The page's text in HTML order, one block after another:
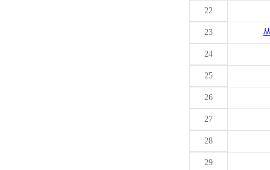
22
23
24
25
26
27
28
29